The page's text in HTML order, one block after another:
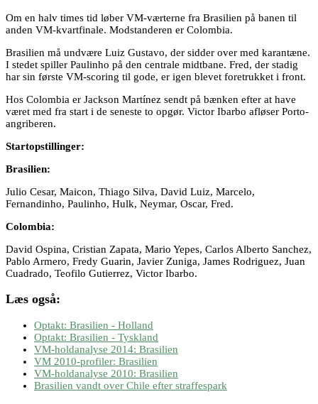
Om en halv times tid løber VM-værterne fra Brasilien på banen til
anden VM-kvartfinale. Modstanderen er Colombia.
Brasilien må undvære Luiz Gustavo, der sidder over med karantæne.
I stedet spiller Paulinho på den centrale midtbane. Fred, der stadig
har sin første VM-scoring til gode, er igen blevet foretrukket i front.
Hos Colombia er Jackson Martínez sendt på bænken efter at have
været med fra start i de seneste to opgør. Victor Ibarbo afløser Porto-
angriberen.
Startopstillinger:
Brasilien:
Julio Cesar, Maicon, Thiago Silva, David Luiz, Marcelo,
Fernandinho, Paulinho, Hulk, Neymar, Oscar, Fred.
Colombia:
David Ospina, Cristian Zapata, Mario Yepes, Carlos Alberto Sanchez,
Pablo Armero, Fredy Guarin, Javier Zuniga, James Rodriguez, Juan
Cuadrado, Teofilo Gutierrez, Victor Ibarbo.
Læs også:
Optakt: Brasilien - Holland
Optakt: Brasilien - Tyskland
VM-holdanalyse 2014: Brasilien
VM 2010-profiler: Brasilien
VM-holdanalyse 2010: Brasilien
Brasilien vandt over Chile efter straffespark